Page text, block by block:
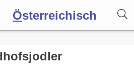
Österreichisch